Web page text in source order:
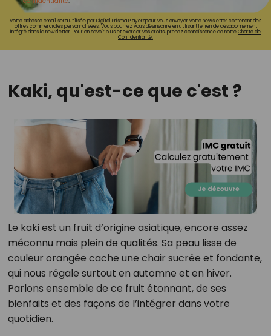
Votre adresse email sera utilisée par Digital Prisma Playerspour vous envoyer votre newsletter contenant des
offres commerciales personnalisées. Vous pourrez vous désinscrire en utilisant le lien de désabonnement
intégré dans la newsletter. Pour en savoir plus et exercer vos droits, prenez connaissance de notreCharte de
Confidentialité.
Kaki, qu'est-ce que c'est ?
Le kaki est un fruit d’origine asiatique, encore assez
méconnu mais plein de qualités. Sa peau lisse de
couleur orangée cache une chair sucrée et fondante,
qui nous régale surtout en automne et en hiver.
Parlons ensemble de ce fruit étonnant, de ses
bienfaits et des façons de l’intégrer dans votre
quotidien.